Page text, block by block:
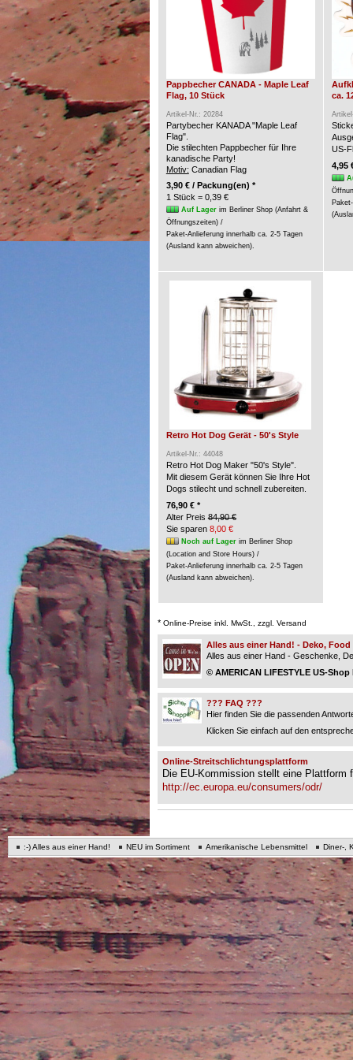
Pappbecher CANADA - Maple Leaf
Flag, 10 Stück
Artikel-Nr.: 20284
Partybecher KANADA "Maple Leaf
Flag".
Die stilechten Pappbecher für Ihre
kanadische Party!
Motiv: Canadian Flag
3,90 € / Packung(en) *
1 Stück = 0,39 €
Auf Lagerim Berliner Shop (Anfahrt &
Öffnungszeiten) /
Paket-Anlieferung innerhalb ca. 2-5 Tagen
(Ausland kann abweichen).
ca.
US-
4,95
Retro Hot Dog Gerät - 50's Style
Artikel-Nr.: 44048
Retro Hot Dog Maker "50's Style".
Mit diesem Gerät können Sie Ihre Hot
Dogs stilecht und schnell zubereiten.
76,90 € *
Alter Preis 84,90 €
Sie sparen 8,00 €
Noch auf Lagerim Berliner Shop
(Location and Store Hours) /
Paket-Anlieferung innerhalb ca. 2-5 Tagen
(Ausland kann abweichen).
* Online-Preise inkl. MwSt., zzgl. Versand
Alles aus einer Hand! - Deko, Food
Alles aus einer Hand - Geschenke,
© AMERICAN LIFESTYLE US-Shop
??? FAQ ???
Hier finden Sie die passenden
Klicken Sie einfach auf den
Online-Streitschlichtungsplattform
Die EU-Kommission stellt eine
http://ec.europa.eu/consumers/odr/
:-) Alles aus einer Hand! NEU im Sortiment Amerikanische Lebensmittel Diner-,